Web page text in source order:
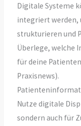
Digitale Systeme
integriert werden,
strukturieren und
Überlege, welche
für deine
Praxisnews).
Nutze digitale
sondern auch für